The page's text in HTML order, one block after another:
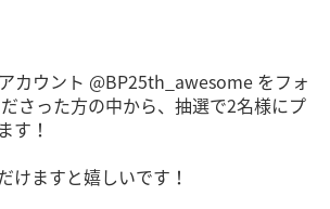
カウント @BP25th_awesome をフォ
さった方の中から、抽選で2名様にプ
す！
けますと嬉しいです！